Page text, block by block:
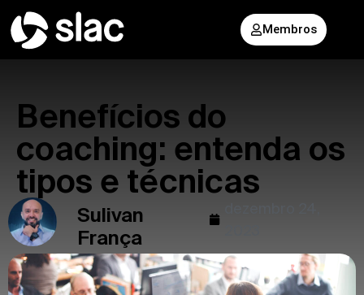
Membros
Benefícios do
coaching: entenda os
tipos e técnicas
Sulivan
França